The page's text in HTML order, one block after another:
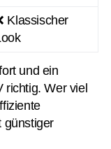
Klassischer
und ein
richtig. Wer viel
günstiger